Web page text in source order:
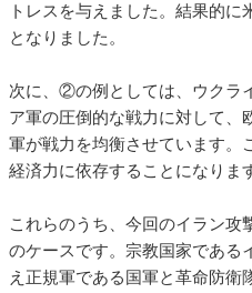
トレスを与えました。結果的
となりました。
次に、②の例としては、ウクラ
ア軍の圧倒的な戦力に対して、
軍が戦力を均衡させています。
経済力に依存することになりま
これらのうち、今回のイラン攻
のケースです。宗教国家である
え正規軍である国軍と革命防衛